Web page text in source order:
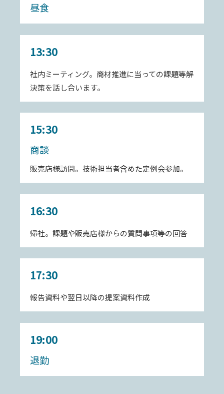
昼食
13:30
社内ミーティング。商材推進に当っての課題等解
決策を話し合います。
15:30
商談
販売店様訪問。技術担当者含めた定例会参加。
16:30
帰社。課題や販売店様からの質問事項等の回答
17:30
報告資料や翌日以降の提案資料作成
19:00
退勤